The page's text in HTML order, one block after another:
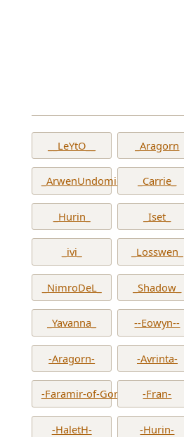
__LeYtO__ _Aragorn
_ArwenUndomiel_ _Carrie_
_Hurin_ _Iset_
_ivi_ _Losswen_
_NimroDeL_ _Shadow_
_Yavanna_ --Eowyn--
-Aragorn- -Avrinta-
-Faramir-of-Gondor- -Fran-
-HaletH- -Hurin-